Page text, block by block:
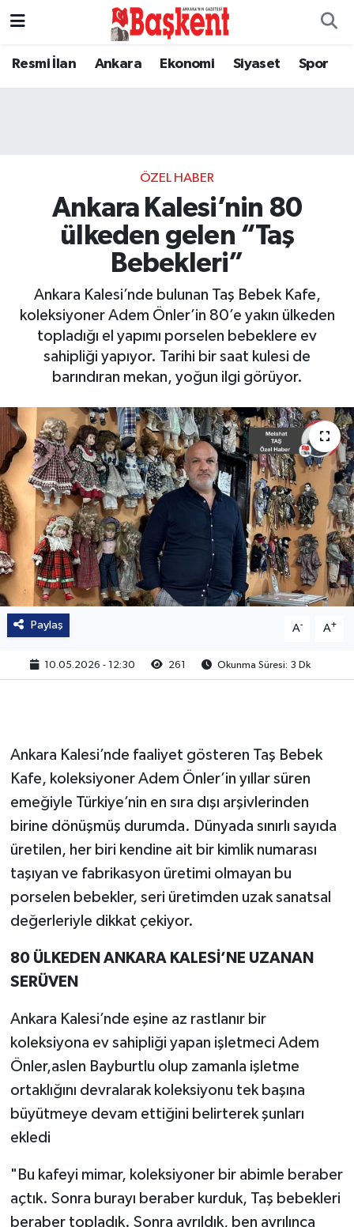
Resmi İlan Ankara Ekonomi Siyaset Spor
ÖZEL HABER
Ankara Kalesi’nin 80
ülkeden gelen “Taş
Bebekleri”
Ankara Kalesi’nde bulunan Taş Bebek Kafe,
koleksiyoner Adem Önler’in 80’e yakın ülkeden
topladığı el yapımı porselen bebeklere ev
sahipliği yapıyor. Tarihi bir saat kulesi de
barındıran mekan, yoğun ilgi görüyor.
Paylaş A- A+
10.05.2026 - 12:30 261 Okunma Süresi: 3 Dk
Ankara Kalesi’nde faaliyet gösteren Taş Bebek
Kafe, koleksiyoner Adem Önler’in yıllar süren
emeğiyle Türkiye’nin en sıra dışı arşivlerinden
birine dönüşmüş durumda. Dünyada sınırlı sayıda
üretilen, her biri kendine ait bir kimlik numarası
taşıyan ve fabrikasyon üretimi olmayan bu
porselen bebekler, seri üretimden uzak sanatsal
değerleriyle dikkat çekiyor.
80 ÜLKEDEN ANKARA KALESİ’NE UZANAN
SERÜVEN
Ankara Kalesi’nde eşine az rastlanır bir
koleksiyona ev sahipliği yapan işletmeci Adem
Önler,aslen Bayburtlu olup zamanla işletme
ortaklığını devralarak koleksiyonu tek başına
büyütmeye devam ettiğini belirterek şunları
ekledi
"Bu kafeyi mimar, koleksiyoner bir abimle beraber
açtık. Sonra burayı beraber kurduk, Taş bebekleri
beraber topladık. Sonra ayrıldık, ben ayrılınca